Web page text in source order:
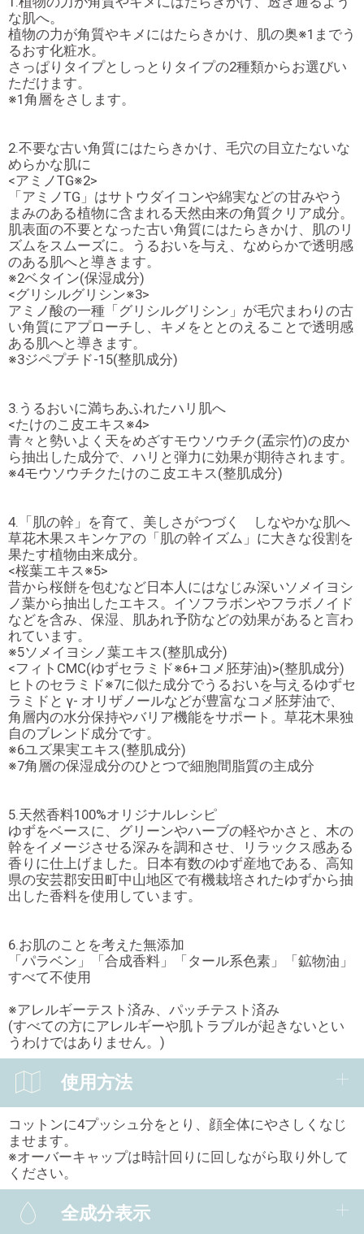
な肌へ。
植物の力が角質やキメにはたらきかけ、肌の奥※1までう
るおす化粧水。
さっぱりタイプとしっとりタイプの2種類からお選びい
ただけます。
※1角層をさします。
2.不要な古い角質にはたらきかけ、毛穴の目立たないな
めらかな肌に
<アミノTG※2>
「アミノTG」はサトウダイコンや綿実などの甘みやう
まみのある植物に含まれる天然由来の角質クリア成分。
肌表面の不要となった古い角質にはたらきかけ、肌のリ
ズムをスムーズに。うるおいを与え、なめらかで透明感
のある肌へと導きます。
※2ベタイン(保湿成分)
<グリシルグリシン※3>
アミノ酸の一種「グリシルグリシン」が毛穴まわりの古
い角質にアプローチし、キメをととのえることで透明感
ある肌へと導きます。
※3ジペプチド-15(整肌成分)
3.うるおいに満ちあふれたハリ肌へ
<たけのこ皮エキス※4>
青々と勢いよく天をめざすモウソウチク(孟宗竹)の皮か
ら抽出した成分で、ハリと弾力に効果が期待されます。
※4モウソウチクたけのこ皮エキス(整肌成分)
4.「肌の幹」を育て、美しさがつづく しなやかな肌へ
草花木果スキンケアの「肌の幹イズム」に大きな役割を
果たす植物由来成分。
<桜葉エキス※5>
昔から桜餅を包むなど日本人にはなじみ深いソメイヨシ
ノ葉から抽出したエキス。イソフラボンやフラボノイド
などを含み、保湿、肌あれ予防などの効果があると言わ
れています。
※5ソメイヨシノ葉エキス(整肌成分)
<フィトCMC(ゆずセラミド※6+コメ胚芽油)>(整肌成分)
ヒトのセラミド※7に似た成分でうるおいを与えるゆずセ
ラミドと γ- オリザノールなどが豊富なコメ胚芽油で、
角層内の水分保持やバリア機能をサポート。草花木果独
自のブレンド成分です。
※6ユズ果実エキス(整肌成分)
※7角層の保湿成分のひとつで細胞間脂質の主成分
5.天然香料100%オリジナルレシピ
ゆずをベースに、グリーンやハーブの軽やかさと、木の
幹をイメージさせる深みを調和させ、リラックス感ある
香りに仕上げました。日本有数のゆず産地である、高知
県の安芸郡安田町中山地区で有機栽培されたゆずから抽
出した香料を使用しています。
6.お肌のことを考えた無添加
「パラベン」「合成香料」「タール系色素」「鉱物油」
すべて不使用
※アレルギーテスト済み、パッチテスト済み
(すべての方にアレルギーや肌トラブルが起きないとい
うわけではありません。)
使用方法
コットンに4プッシュ分をとり、顔全体にやさしくなじ
ませます。
※オーバーキャップは時計回りに回しながら取り外して
ください。
全成分表示